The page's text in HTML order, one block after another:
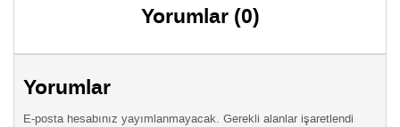
Yorumlar (0)
Yorumlar
E-posta hesabınız yayımlanmayacak. Gerekli alanlar işaretlendi